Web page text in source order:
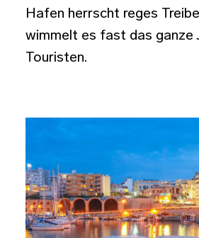
Hafen herrscht reges
wimmelt es fast das ganze
Touristen.